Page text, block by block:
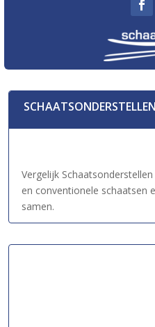
Vergelijk
en conventionele schaatsen
samen.